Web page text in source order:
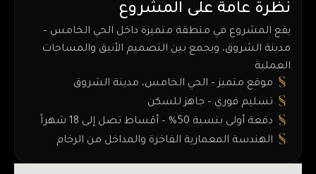
نظرة عامة على المشروع
يقع المشروع في منطقة متميزة داخل الحي الخامس –
مدينة الشروق، ويجمع بين التصميم الأنيق والمساحات
العملية
موقع متميز – الحي الخامس، مدينة الشروق
تسليم فوري – جاهز للسكن
دفعة أولى بنسبة 50% – أقساط تصل إلى 18 شهراً
الهندسة المعمارية الفاخرة والمداخل من الرخام